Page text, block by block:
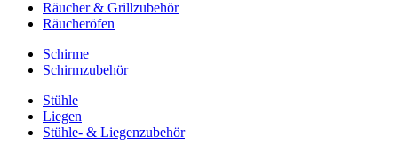
Räucher & Grillzubehör
Räucheröfen
Schirme
Schirmzubehör
Stühle
Liegen
Stühle- & Liegenzubehör